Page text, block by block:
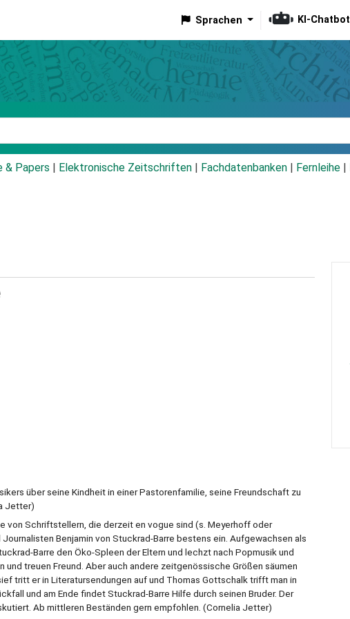
Sprachen KI-Chatbot
& Papers Elektronische Zeitschriften Fachdatenbanken Fernleihe
über seine Kindheit in einer Pastorenfamilie, seine Freundschaft zu
Jetter)
von Schriftstellern, die derzeit en vogue sind (s. Meyerhoff oder
Benjamin von Stuckrad-Barre bestens ein. Aufgewachsen als
Barre den Öko-Spleen der Eltern und lechzt nach Popmusik und
treuen Freund. Aber auch andere zeitgenössische Größen säumen
tritt er in Literatursendungen auf und Thomas Gottschalk trifft man in
und am Ende findet Stuckrad-Barre Hilfe durch seinen Bruder. Der
Ab mittleren Beständen gern empfohlen. (Cornelia Jetter)